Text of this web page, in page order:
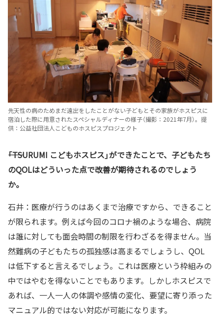
先天性の病のためまだ遠出をしたことがない子どもとその家族がホスピスに
宿泊した際に用意されたスペシャルディナーの様子（撮影：2021年7月）。提
供：公益社団法人こどものホスピスプロジェクト
――「TSURUMI こどもホスピス」ができたことで、子どもたち
のQOLはどういった点で改善が期待されるのでしょう
か。
石井：医療が行うのはあくまで治療ですから、できること
が限られます。例えば今回のコロナ禍のような場合、病院
は誰に対しても面会時間の制限を行わざるを得ません。当
然難病の子どもたちの孤独感は高まるでしょうし、QOL
は低下すると言えるでしょう。これは医療という枠組みの
中ではやむを得ないことでもあります。しかしホスピスで
あれば、一人一人の体調や感情の変化、要望に寄り添った
マニュアル的ではない対応が可能になります。